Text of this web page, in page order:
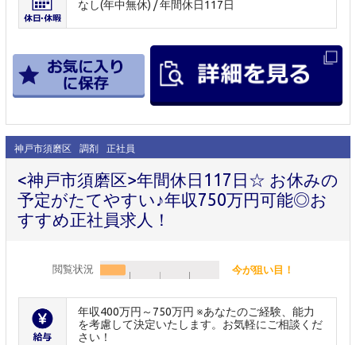
なし(年中無休) / 年間休日117日
神戸市須磨区 調剤 正社員
<神戸市須磨区>年間休日117日☆ お休みの
予定がたてやすい♪年収750万円可能◎お
すすめ正社員求人！
閲覧状況 今が狙い目！
年収400万円～750万円 ※あなたのご経験、能力
を考慮して決定いたします。お気軽にご相談くだ
さい！